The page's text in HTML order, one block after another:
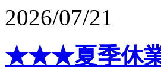
2026/07/21
★★★夏季休